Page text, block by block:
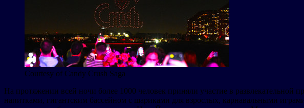
Courtesy of Candy Crush Saga
На протяжении всей ночи более 1000 человек приняли участие в
напитками, гигантским бассейном с шариками для взрослых, карнавальными